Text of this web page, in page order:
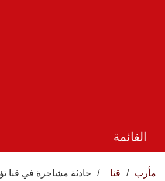
القائمة
مأرب قنا حادثة مشاجرة في قنا